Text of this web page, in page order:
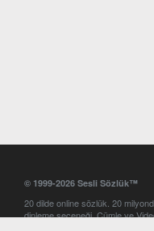
© 1999-2026 Sesli Sözlük™
20 dilde online sözlük. 20
dinleme seçeneği. Cümle ve